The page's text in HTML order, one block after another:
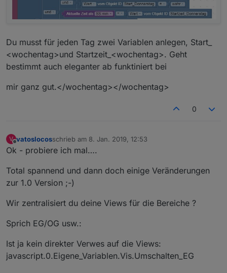
Du musst für jeden Tag zwei Variablen anlegen, Start_
<wochentag>und Startzeit_<wochentag>. Geht
bestimmt auch eleganter ab funktiniert bei
mir ganz gut.</wochentag></wochentag>
0
V vatoslocosschrieb am 8. Jan. 2019, 12:53
zuletzt editiert von
Ok - probiere ich mal….
Total spannend und dann doch einige Veränderungen
zur 1.0 Version ;-)
Wir zentralisiert du deine Views für die Bereiche ?
Sprich EG/OG usw.:
Ist ja kein direkter Verwes auf die Views:
javascript.0.Eigene_Variablen.Vis.Umschalten_EG